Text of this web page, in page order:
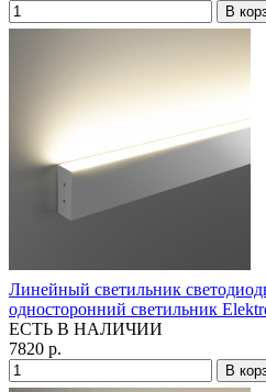
В
Линейный светильник
односторонний светильник
ЕСТЬ В НАЛИЧИИ
7820 р.
В